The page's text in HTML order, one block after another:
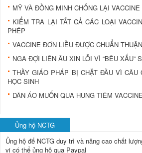
MỸ VÀ ĐỒNG MINH CHỐNG LẠI VACCINE
KIỂM TRA LẠI TẤT CẢ CÁC LOẠI
PHÉP
VACCINE ĐƠN LIỀU ĐƯỢC CHUẨN
NGA ĐỢI LIÊN ÂU XIN LỖI VÌ “BÊU XẤU”
THẦY GIÁO PHÁP BỊ CHẶT ĐẦU VÌ CÂU
HỌC SINH
DÂN ÁO MUỐN QUA HUNG TIÊM
Ủng hộ NCTG
Ủng hộ để NCTG duy trì và nâng cao chất
vị có thể ủng hộ qua Paypal